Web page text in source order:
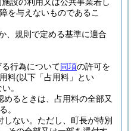
を与えないものであるこ
、規則で定める基準に適合
る行為について同項の許可を
料(以下「占用料」とい
。
るときは、占用料の全部又
。
ない。 ただし、町長が特別